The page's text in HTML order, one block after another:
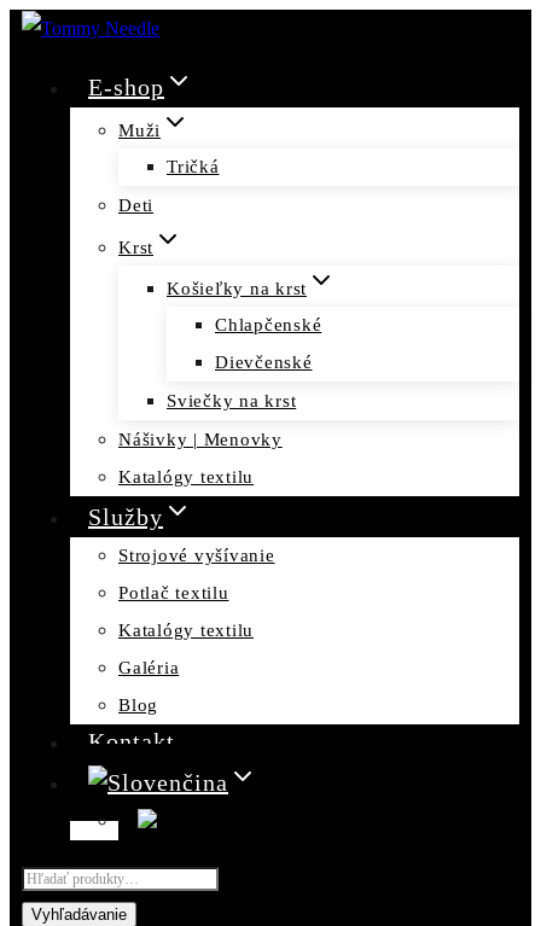
Skip
content
E-shop
Muži
Tričká
Deti
Krst
Košieľky na krst
Chlapčenské
Dievčenské
Sviečky na krst
Nášivky | Menovky
Katalógy textilu
Služby
Strojové vyšívanie
Potlač textilu
Katalógy textilu
Galéria
Blog
Kontakt
Hľadať:
Vyhľadávanie